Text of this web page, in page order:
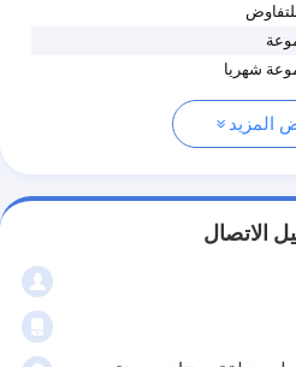
المزيد
الاتصال